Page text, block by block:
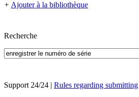
+ Ajouter à la bibliothèque
Recherche
Support 24/24 | Rules regarding submitting